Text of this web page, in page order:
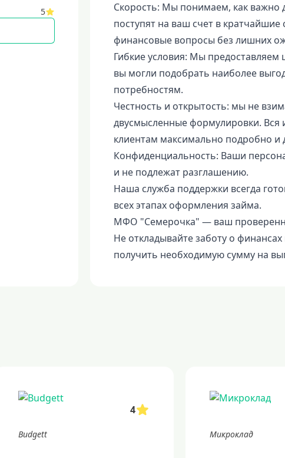
5
Скорость: Мы понимаем, как важно
поступят на ваш счет в
финансовые вопросы без лишних
Гибкие условия: Мы
вы могли подобрать наиболее
потребностям.
Честность и открытость: мы не
двусмысленные формулировки. Вся
клиентам максимально подробно и
Конфиденциальность: Ваши
и не подлежат разглашению.
Наша служба поддержки всегда
всех этапах оформления займа.
МФО "Семерочка" — ваш
Не откладывайте заботу о
получить необходимую сумму на
4
Budgett Микроклад